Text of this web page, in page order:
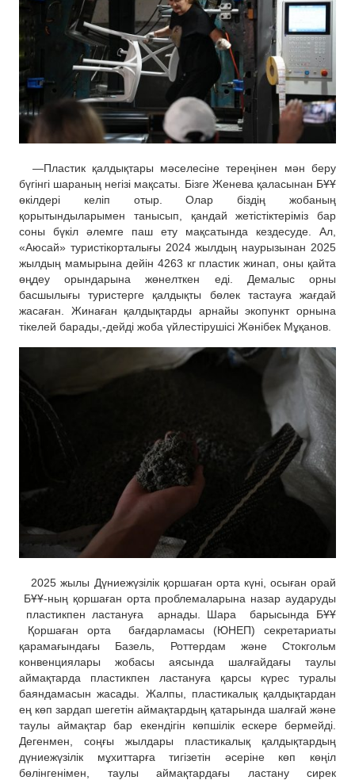
—Пластик қалдықтары мәселесінетереңінен мән беру
бүгінгі шараның негізі мақсаты. Бізге Женева қаласынан БҰҰ
өкілдері келіп отыр. Олар біздің жобаның
қорытындыларымен танысып, қандай жетістіктеріміз бар
соны бүкіл әлемге паш ету мақсатында кездесуде
Ал,
«Аюсай» туристікорталығы 2024 жылдың наурызынан 2025
жылдың мамырына дейін 4263 кг пластик жинап, оны қайта
өңдеу орындарына жөнелткен еді. Демалыс орны
басшылығы туристерге қалдықты бөлек тастауға жағдай
жасаған. Жинаған қалдықтарды арнайыэкопункт орнына
тікелей барады,-дейді жоба үйлестірушісі Жәнібек Мұқанов.
2025 жылы Дүниежүзілік қоршаған орта күні, осыған орай
БҰҰ-ның қоршаған орта проблемаларына назар аударуды
пластикпен ластануға арнады . Шара барысында БҰҰ
Қоршаған орта бағдарламасы (ЮНЕП) секретариаты
қарамағындағы Базель, Роттердам және Стокгольм
конвенциялары жобасы аясында шалғайдағы таулы
аймақтарда пластикпен ластануға қарсы күрес туралы
баяндамасын жасады. Жалпы, пластикалық қалдықтардан
ең көп зардап шегетін аймақтардың қатарында шалғай және
таулы аймақтар бар екендігін көпшілік ескере бермейді.
Дегенмен, соңғы жылдары пластикалық қалдықтардың
дүниежүзілік мұхиттарға тигізетін әсеріне көп көңіл
бөлінгенімен, таулы аймақтардағы ластану сирек